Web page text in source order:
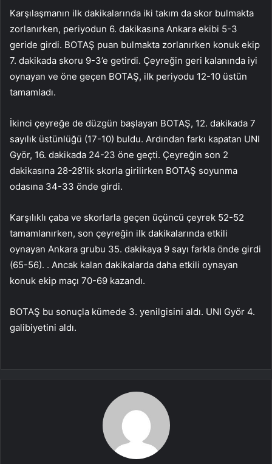
Karşılaşmanın ilk dakikalarında iki takım da skor bulmakta
zorlanırken, periyodun 6. dakikasına Ankara ekibi 5-3
geride girdi. BOTAŞ puan bulmakta zorlanırken konuk ekip
7. dakikada skoru 9-3’e getirdi. Çeyreğin geri kalanında iyi
oynayan ve öne geçen BOTAŞ, ilk periyodu 12-10 üstün
tamamladı.
İkinci çeyreğe de düzgün başlayan BOTAŞ, 12. dakikada 7
sayılık üstünlüğü (17-10) buldu. Ardından farkı kapatan UNI
Györ, 16. dakikada 24-23 öne geçti. Çeyreğin son 2
dakikasına 28-28’lik skorla girilirken BOTAŞ soyunma
odasına 34-33 önde girdi.
Karşılıklı çaba ve skorlarla geçen üçüncü çeyrek 52-52
tamamlanırken, son çeyreğin ilk dakikalarında etkili
oynayan Ankara grubu 35. dakikaya 9 sayı farkla önde girdi
(65-56). . Ancak kalan dakikalarda daha etkili oynayan
konuk ekip maçı 70-69 kazandı.
BOTAŞ bu sonuçla kümede 3. yenilgisini aldı. UNI Györ 4.
galibiyetini aldı.